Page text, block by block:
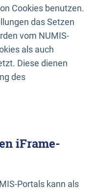
Cookies benutzen.
das Setzen
vom NUMIS-
als auch
Diese dienen
des
iFrame-
Portals kann als